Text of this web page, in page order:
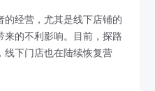
的经营，尤其是线下店铺的
来的不利影响。目前，探路
线下门店也在陆续恢复营